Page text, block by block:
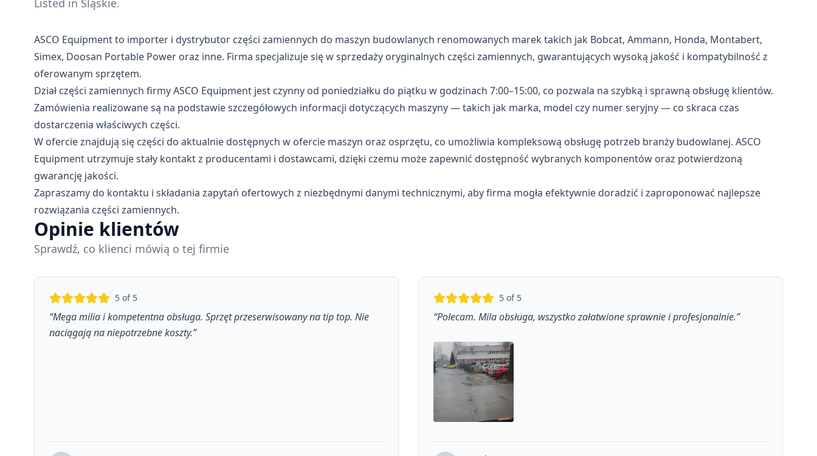
Listed in Śląskie.
ASCO Equipment to importer i dystrybutor części zamiennych do maszyn budowlanych renomowanych marek takich jak Bobcat, Ammann, Honda, Montabert,
Simex, Doosan Portable Power oraz inne. Firma specjalizuje się w sprzedaży oryginalnych części zamiennych, gwarantujących wysoką jakość i kompatybilność z
oferowanym sprzętem.
Dział części zamiennych firmy ASCO Equipment jest czynny od poniedziałku do piątku w godzinach 7:00–15:00, co pozwala na szybką i sprawną obsługę klientów.
Zamówienia realizowane są na podstawie szczegółowych informacji dotyczących maszyny — takich jak marka, model czy numer seryjny — co skraca czas
dostarczenia właściwych części.
W ofercie znajdują się części do aktualnie dostępnych w ofercie maszyn oraz osprzętu, co umożliwia kompleksową obsługę potrzeb branży budowlanej. ASCO
Equipment utrzymuje stały kontakt z producentami i dostawcami, dzięki czemu może zapewnić dostępność wybranych komponentów oraz potwierdzoną
gwarancję jakości.
Zapraszamy do kontaktu i składania zapytań ofertowych z niezbędnymi danymi technicznymi, aby firma mogła efektywnie doradzić i zaproponować najlepsze
rozwiązania części zamiennych.
Opinie klientów
Sprawdź, co klienci mówią o tej firmie
5 of 5
“Mega milia i kompetentna obsługa. Sprzęt przeserwisowany na tip top. Nie
naciągają na niepotrzebne koszty.”
5 of 5
“Polecam. Mila obsługa, wszystko załatwione sprawnie i profesjonalnie.”